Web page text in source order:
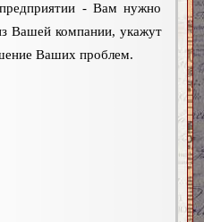
- Вам нужно
Вашей компании, укажут
Ваших проблем.